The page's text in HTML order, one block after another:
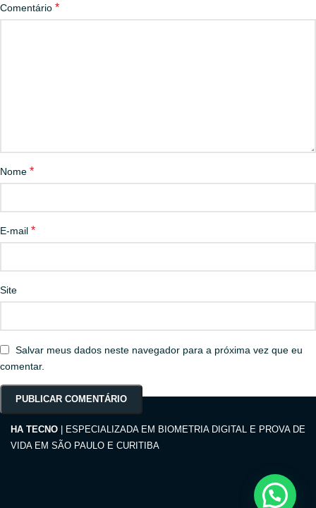
Comentário *
Nome *
E-mail *
Site
Salvar meus dados neste navegador para a próxima vez que eu
comentar.
HA TECNO | ESPECIALIZADA EM BIOMETRIA DIGITAL E PROVA DE
VIDA EM SÃO PAULO E CURITIBA